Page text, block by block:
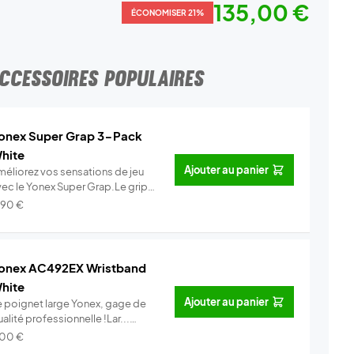
ÉCONOMISER 21% 135,00 €
POPULAIRES
Super Grap 3-Pack
vos sensations de jeu
le Yonex Super Grap.Le grip
Info
€
Ajouter au panier
AC492EX Wristband
poignet large Yonex, gage de
professionnelle !Lar...
Info€
Ajouter au panier